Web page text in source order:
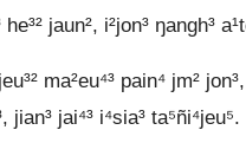
jaun², i²jon³ ŋangh³
ma²eu⁴³ pain⁴ jm²
jian³ jai⁴³ i⁴sia³ ta⁵ñi⁴jeu⁵.